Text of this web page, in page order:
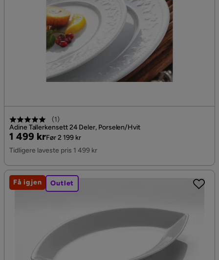
(1)
Adine Tallerkensett 24 Deler, Porselen/Hvit
Pris
1 499 kr
Original
Pris
Før 2 199 kr
Tidligere laveste pris 1 499 kr
Få igjen Outlet